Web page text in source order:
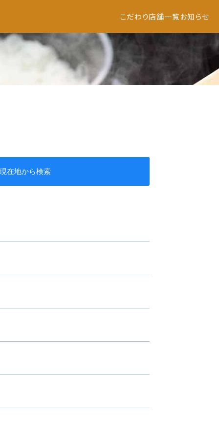
こだわり店舗一覧お知らせ
在地から検索